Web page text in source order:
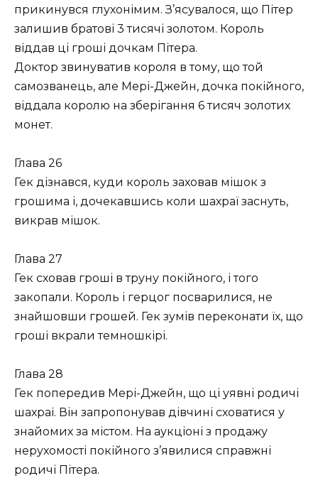
прикинувся глухонімим. З’ясувалося, що Пітер
залишив братові 3 тисячі золотом. Король
віддав ці гроші дочкам Пітера.
Доктор звинуватив короля в тому, що той
самозванець, але Мері-Джейн, дочка покійного,
віддала королю на зберігання 6 тисяч золотих
монет.
Глава 26
Гек дізнався, куди король заховав мішок з
грошима і, дочекавшись коли шахраї заснуть,
викрав мішок.
Глава 27
Гек сховав гроші в труну покійного, і того
закопали. Король і герцог посварилися, не
знайшовши грошей. Гек зумів переконати їх, що
гроші вкрали темношкірі.
Глава 28
Гек попередив Мері-Джейн, що ці уявні родичі
шахраї. Він запропонував дівчині сховатися у
знайомих за містом. На аукціоні з продажу
нерухомості покійного з’явилися справжні
родичі Пітера.